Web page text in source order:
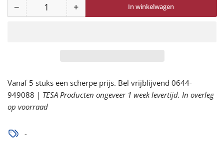
−Aantal
2,0
verlagen
Aantal +Aantal
2,0
verhogen
In winkelwagen
Vanaf 5 stuks een scherpe prijs. Bel vrijblijvend 0644-
949088 | TESA Producten ongeveer 1 week levertijd. In overleg
op voorraad
-